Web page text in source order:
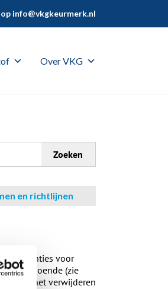
info@vkgkeurmerk.nl
Over VKG
Zoeken
en richtlijnen
voor
is voldoende (zie
Bij het verwijderen